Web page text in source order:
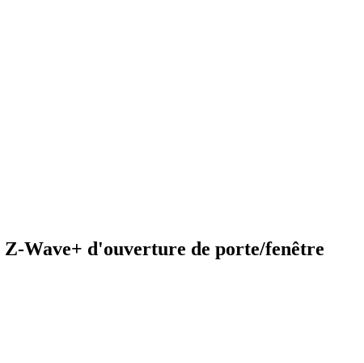
Wave+ d'ouverture de porte/fenêtre